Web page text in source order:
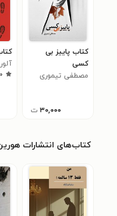
کتاب پاییز بی
کسی
مصطفی تیموری
۳۰,۰۰۰ ت
کتاب‌های انتشارات